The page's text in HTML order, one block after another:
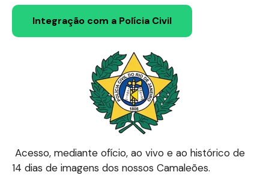
Integração com a Polícia Civil
Acesso, mediante ofício, ao vivo e ao histórico de
14 dias de imagens dos nossos Camaleões.